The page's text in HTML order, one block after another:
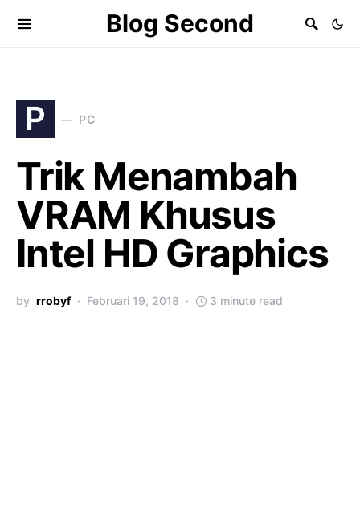
Blog Second
P PC
Trik Menambah
VRAM Khusus
Intel HD Graphics
by rrobyf Februari 19, 2018 3 minute read